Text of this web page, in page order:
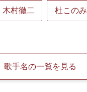
木村徹二 杜このみ
歌手名の一覧を見る